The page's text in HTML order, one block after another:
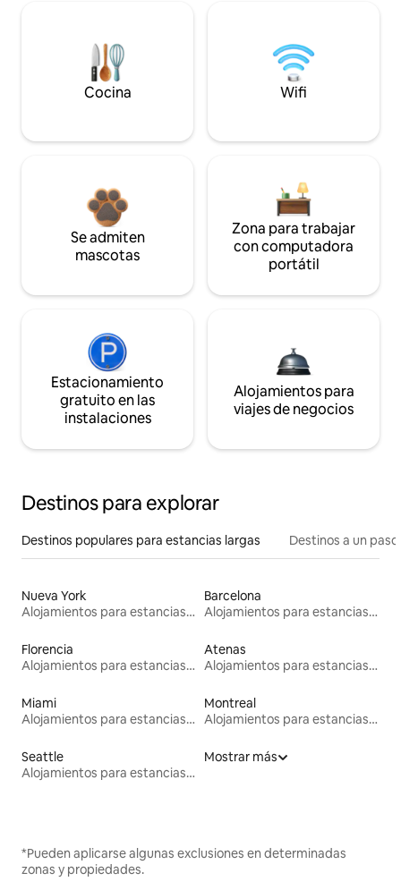
Cocina Wifi
Se admiten
mascotas
Zona para trabajar
con computadora
portátil
Estacionamiento
gratuito en las
instalaciones
Alojamientos para
viajes de negocios
Destinos para explorar
Destinos populares para estancias largas Destinos a un
Nueva York
Alojamientos para estancias largas
Barcelona
Alojamientos para estancias largas
Florencia
Alojamientos para estancias largas
Atenas
Alojamientos para estancias largas
Miami
Alojamientos para estancias largas
Montreal
Alojamientos para estancias largas
Seattle
Alojamientos para estancias largas
Mostrar más
*Pueden aplicarse algunas exclusiones en determinadas
zonas y propiedades.